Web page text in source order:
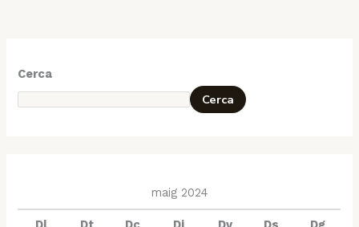
Cerca
Cerca
maig 2024